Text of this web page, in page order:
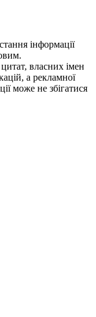
iнформацiї
цитат, власних імен
а рекламної
може не збiгатися